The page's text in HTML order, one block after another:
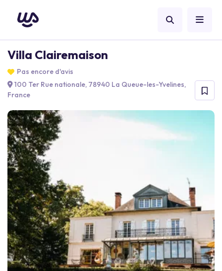
Villa Clairemaison
Pas encore d'avis
100 Ter Rue nationale, 78940 La Queue-les-Yvelines,
France